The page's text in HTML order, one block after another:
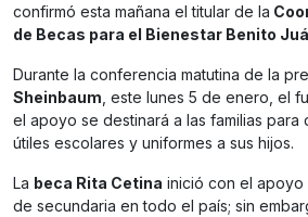
confirmó esta mañana el titular de la
de Becas para el Bienestar Benito
Durante la conferencia matutina de la
Sheinbaum, este lunes 5 de enero, el
el apoyo se destinará a las familias
útiles escolares y uniformes a sus hijos.
La beca Rita Cetina inició con el apoyo
de secundaria en todo el país; sin